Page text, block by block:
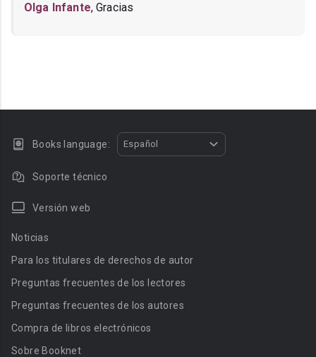
Olga Infante, Gracias
Books language: Español
Soporte técnico
Versión web
Noticias
Para los titulares de derechos de autor
Preguntas frecuentes de los lectores
Preguntas frecuentes de los autores
Compra de libros electrónicos
Sobre Booknet